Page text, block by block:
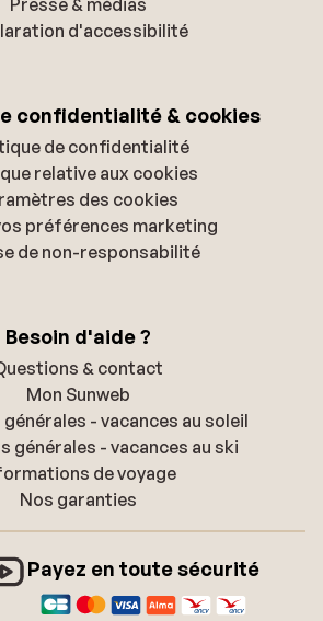
d'accessibilité
confidentialité & cookies
de confidentialité
relative aux cookies
des cookies
préférences marketing
de non-responsabilité
Besoin d'aide ?
& contact
Mon Sunweb
- vacances au soleil
générales - vacances au ski
de voyage
Nos garanties
Payez en toute sécurité